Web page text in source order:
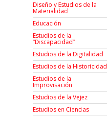
Diseño y Estudios de la
Materialidad
Educación
Estudios de la
“Discapacidad”
Estudios de la Digitalidad
Estudios de la Historicidad
Estudios de la
Improvisación
Estudios de la Vejez
Estudios en Ciencias